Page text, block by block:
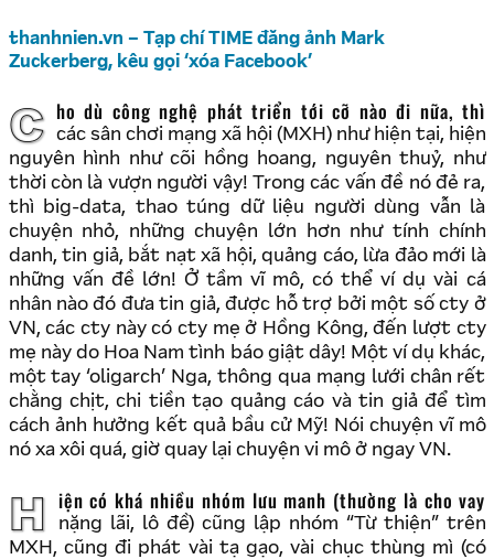
thanhnien.vn – Tạp chí TIME đăng ảnh Mark
Zuckerberg, kêu gọi ‘xóa Facebook’
Cho dù công nghệ phát triển tới cỡ nào đi nữa, thì
các sân chơi mạng xã hội (MXH) như hiện tại, hiện
nguyên hình như cõi hồng hoang, nguyên thuỷ, như
thời còn là vượn người vậy! Trong các vấn đề nó đẻ ra,
thì big-data, thao túng dữ liệu người dùng vẫn là
chuyện nhỏ, những chuyện lớn hơn như tính chính
danh, tin giả, bắt nạt xã hội, quảng cáo, lừa đảo mới là
những vấn đề lớn! Ở tầm vĩ mô, có thể ví dụ vài cá
nhân nào đó đưa tin giả, được hỗ trợ bởi một số cty ở
VN, các cty này có cty mẹ ở Hồng Kông, đến lượt cty
mẹ này do Hoa Nam tình báo giật dây! Một ví dụ khác,
một tay ‘oligarch’ Nga, thông qua mạng lưới chân rết
chằng chịt, chi tiền tạo quảng cáo và tin giả để tìm
cách ảnh hưởng kết quả bầu cử Mỹ! Nói chuyện vĩ mô
nó xa xôi quá, giờ quay lại chuyện vi mô ở ngay VN.
Hiện có khá nhiều nhóm lưu manh (thường là cho vay
nặng lãi, lô đề) cũng lập nhóm “Từ thiện” trên
MXH, cũng đi phát vài tạ gạo, vài chục thùng mì (có